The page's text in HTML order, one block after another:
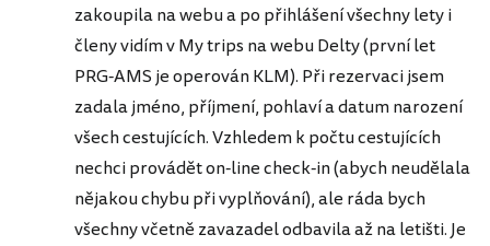
zakoupila na webu a po přihlášení všechny lety i
členy vidím v My trips na webu Delty (první let
PRG-AMS je operován KLM). Při rezervaci jsem
zadala jméno, příjmení, pohlaví a datum narození
všech cestujících. Vzhledem k počtu cestujících
nechci provádět on-line check-in (abych neudělala
nějakou chybu při vyplňování), ale ráda bych
všechny včetně zavazadel odbavila až na letišti. Je